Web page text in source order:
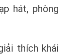
hát, phòng
thích khái